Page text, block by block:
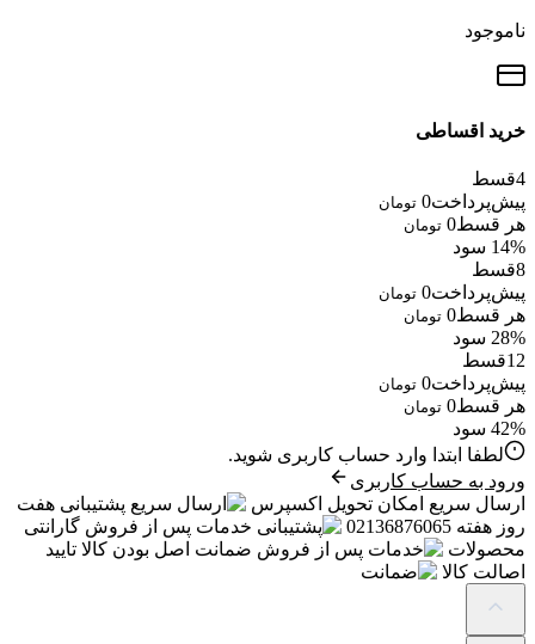
ناموجود
خرید اقساطی
4قسط
پیش‌پرداخت0 تومان
هر قسط0 تومان
14% سود
8قسط
پیش‌پرداخت0 تومان
هر قسط0 تومان
28% سود
12قسط
پیش‌پرداخت0 تومان
هر قسط0 تومان
42% سود
لطفا ابتدا وارد حساب کاربری شوید.
ورود به حساب کاربری
ارسال سریع امکان تحویل اکسپرس پشتیبانی هفت
روز هفته 02136876065
خدمات پس از فروش گارانتی
محصولات
ضمانت اصل بودن کالا تایید
اصالت کالا